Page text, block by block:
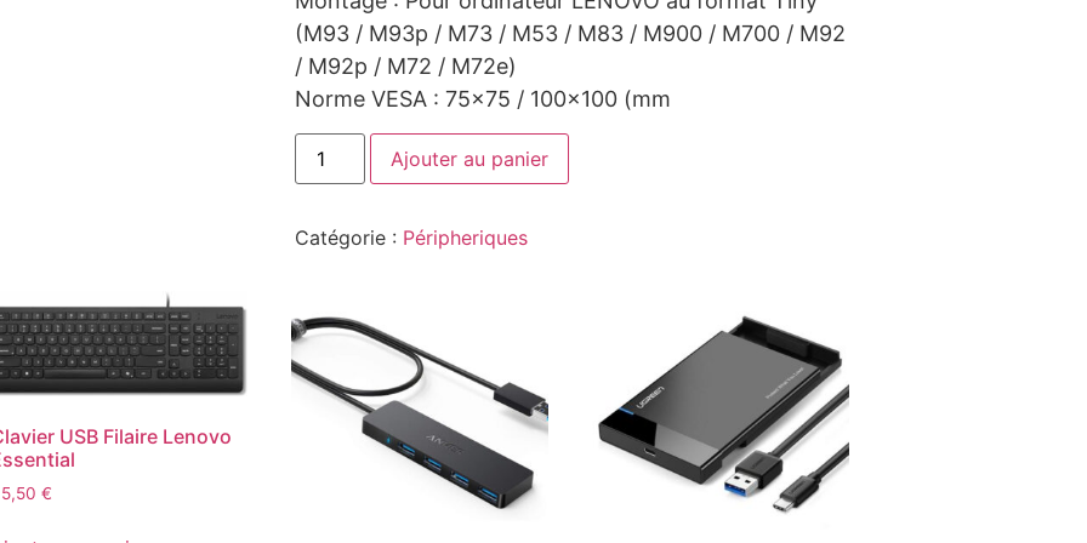
(M93 / M93p / M73 / M53 / M83 / M900 / M700 / M92
/ M92p / M72 / M72e)
Norme VESA : 75×75 / 100×100 (mm
Ajouter au panier
Catégorie : Péripheriques
USB Filaire Lenovo
€